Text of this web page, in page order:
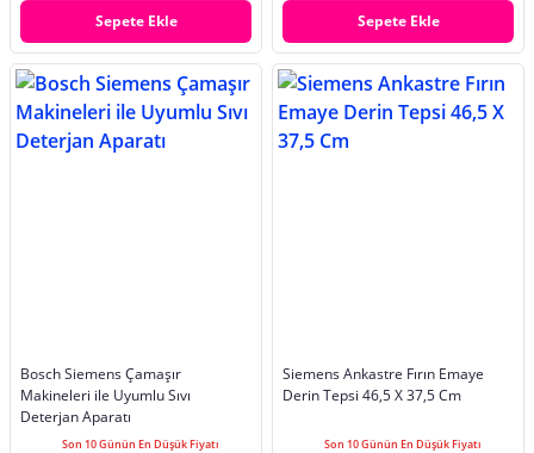
Sepete Ekle Sepete Ekle
Bosch Siemens Çamaşır
Makineleri ile Uyumlu Sıvı
Deterjan Aparatı
Son 10 Günün En Düşük Fiyatı
Siemens Ankastre Fırın Emaye
Derin Tepsi 46,5 X 37,5 Cm
Son 10 Günün En Düşük Fiyatı